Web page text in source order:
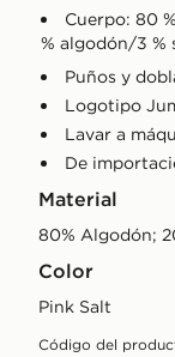
Cuerpo: 80
% algodón/3 %
Puños y
Logotipo
Lavar a
De
Material
80% Algodón;
Color
Pink Salt
Código del